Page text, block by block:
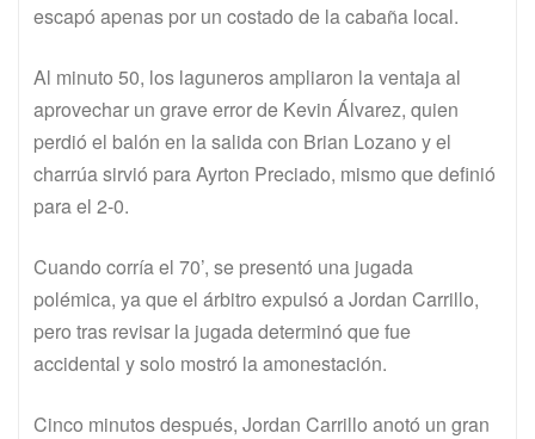
escapó apenas por un costado de la cabaña local.
Al minuto 50, los laguneros ampliaron la ventaja al
aprovechar un grave error de Kevin Álvarez, quien
perdió el balón en la salida con Brian Lozano y el
charrúa sirvió para Ayrton Preciado, mismo que definió
para el 2-0.
Cuando corría el 70’, se presentó una jugada
polémica, ya que el árbitro expulsó a Jordan Carrillo,
pero tras revisar la jugada determinó que fue
accidental y solo mostró la amonestación.
Cinco minutos después, Jordan Carrillo anotó un gran